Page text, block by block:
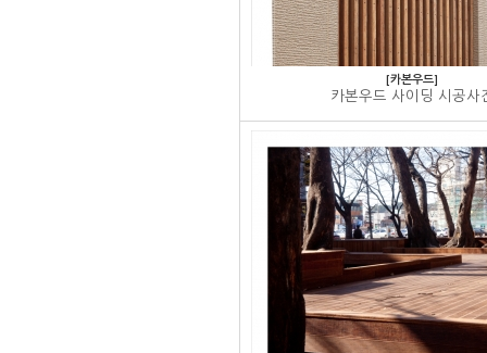
[카본우드]
카본우드 사이딩 시공사